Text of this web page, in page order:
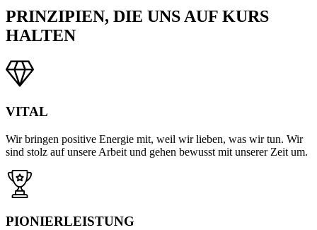
PRINZIPIEN, DIE UNSAUF KURS
HALTEN
VITAL
Wir bringen positive Energie mit, weil wir lieben, was wir tun. Wir
sind stolz auf unsere Arbeit und gehen bewusst mit unserer Zeit um.
PIONIERLEISTUNG